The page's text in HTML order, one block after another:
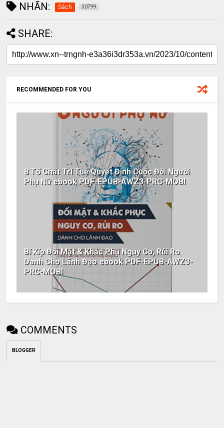
NHÃN: Sách 30799
SHARE:
RECOMMENDED FOR YOU
8 Tố Chất Trí Tuệ Quyết Định Cuộc Đời Người
Phụ Nữ ebook PDF-EPUB-AWZ3-PRC-MOBI
Bí Kíp Đối Mặt & Khắc Phụ Nguy Cơ, Rủi Ro
Danh Cho Lãnh Đạo ebook PDF-EPUB-AWZ3-
PRC-MOBI
COMMENTS
BLOGGER